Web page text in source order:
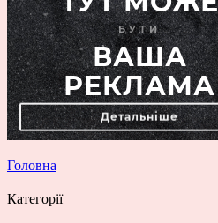
Головна
Категорії